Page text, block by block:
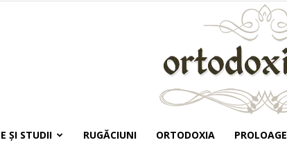
ŞI STUDII RUGĂCIUNI ORTODOXIA PROLOAGE